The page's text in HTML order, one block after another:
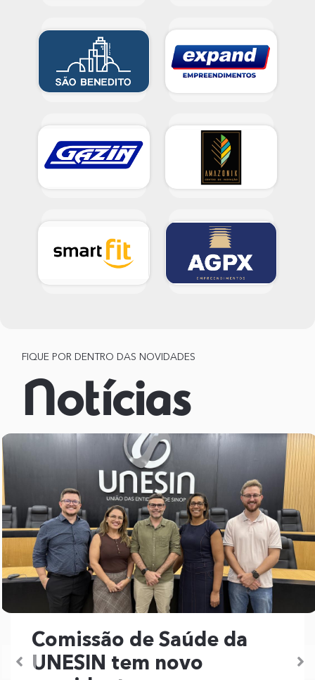
FIQUE POR DENTRO DAS NOVIDADES
Notícias
Comissão de Saúde da
UNESIN tem novo
Previous